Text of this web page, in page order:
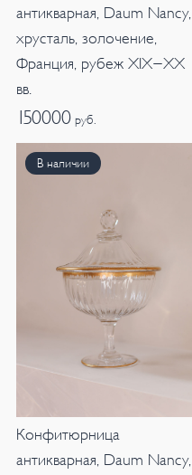
антикварная, Daum Nancy,
хрусталь, золочение,
Франция, рубеж XIX-XX
вв.
150000 руб.
В наличии
Конфитюрница
антикварная, Daum Nancy,